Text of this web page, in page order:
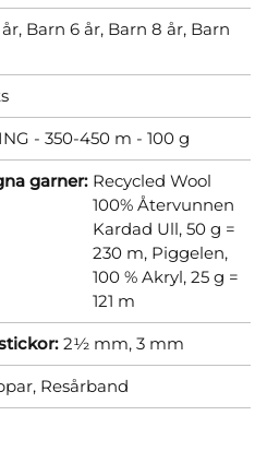
Barn 6 år, Barn 8 år, Barn
- 350-450 m - 100 g
garner: Recycled Wool
100% Återvunnen
Kardad Ull, 50 g =
230 m, Piggelen,
100 % Akryl, 25 g =
121 m
2½ mm, 3 mm
Resårband